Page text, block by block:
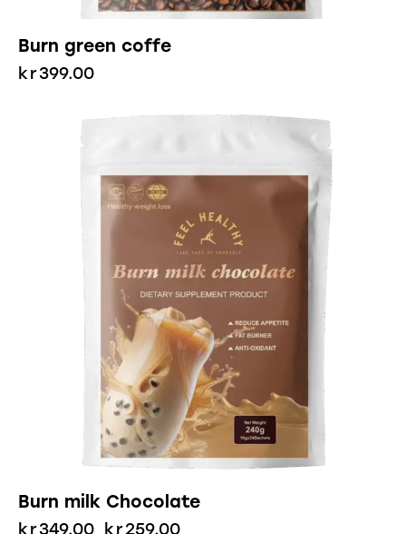
Burn green coffe
kr399.00
Burn milk Chocolate
kr349.00 kr259.00